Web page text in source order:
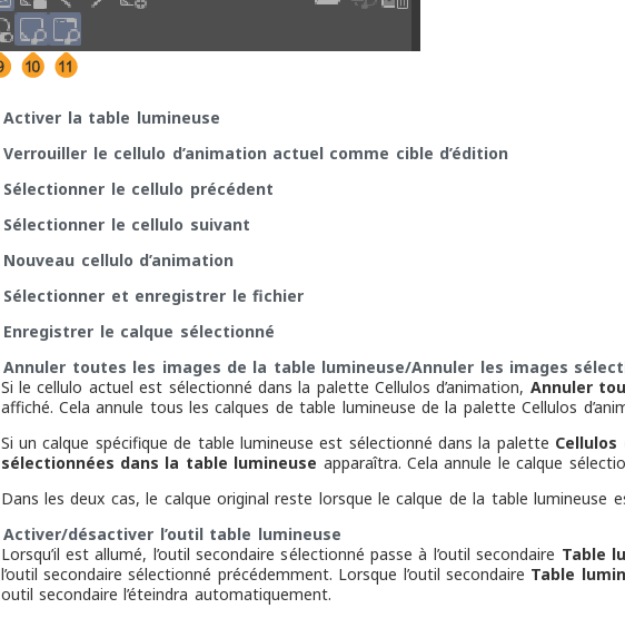
Activer la table lumineuse
Verrouiller le cellulo d’animation actuel comme cible d’édition
Sélectionner le cellulo précédent
Sélectionner le cellulo suivant
Nouveau cellulo d’animation
Sélectionner et enregistrer le fichier
Enregistrer le calque sélectionné
Annuler toutes les images de la table lumineuse/Annuler les images
Si le cellulo actuel est sélectionné dans la palette Cellulos d’animation, Annuler
affiché. Cela annule tous les calques de table lumineuse de la palette Cellulos
Si un calque spécifique de table lumineuse est sélectionné dans la palette Cellulos
sélectionnées dans la table lumineuse apparaîtra. Cela annule le calque
Dans les deux cas, le calque original reste lorsque le calque de la table lumineuse
Activer/désactiver l’outil table lumineuse
Lorsqu’il est allumé, l’outil secondaire sélectionné passe à l’outil secondaire Table
l’outil secondaire sélectionné précédemment. Lorsque l’outil secondaire Table
outil secondaire l’éteindra automatiquement.